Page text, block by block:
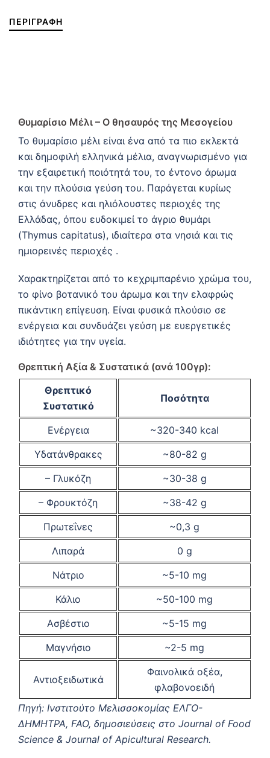
ΠΕΡΙΓΡΑΦΉ
Θυμαρίσιο Μέλι – Ο θησαυρός της Μεσογείου
Το θυμαρίσιο μέλι είναι ένα από τα πιο εκλεκτά
και δημοφιλή ελληνικά μέλια, αναγνωρισμένο για
την εξαιρετική ποιότητά του, το έντονο άρωμα
και την πλούσια γεύση του. Παράγεται κυρίως
στις άνυδρες και ηλιόλουστες περιοχές της
Ελλάδας, όπου ευδοκιμεί το άγριο θυμάρι
(Thymus capitatus), ιδιαίτερα στα νησιά και τις
ημιορεινές περιοχές .
Χαρακτηρίζεται από το κεχριμπαρένιο χρώμα του,
το φίνο βοτανικό του άρωμα και την ελαφρώς
πικάντικη επίγευση. Είναι φυσικά πλούσιο σε
ενέργεια και συνδυάζει γεύση με ευεργετικές
ιδιότητες για την υγεία.
Θρεπτική Αξία & Συστατικά (ανά 100γρ):
Θρεπτικό
Συστατικό
Ποσότητα
Ενέργεια
~320-340 kcal
Υδατάνθρακες
~80-82 g
– Γλυκόζη
~30-38 g
– Φρουκτόζη
~38-42 g
Πρωτεΐνες
~0,3 g
Λιπαρά
0 g
Νάτριο
~5-10 mg
Κάλιο
~50-100 mg
Ασβέστιο
~5-15 mg
Μαγνήσιο
~2-5 mg
Αντιοξειδωτικά
Φαινολικά οξέα,
φλαβονοειδή
Πηγή: Ινστιτούτο Μελισσοκομίας ΕΛΓΟ-
ΔΗΜΗΤΡΑ, FAO, δημοσιεύσεις στο Journal of Food
Science & Journal of Apicultural Research.